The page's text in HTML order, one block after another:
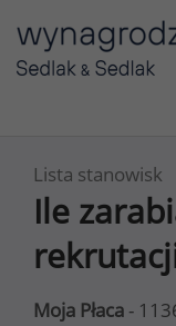
Lista stanowisk
Ile
Moja Płaca -